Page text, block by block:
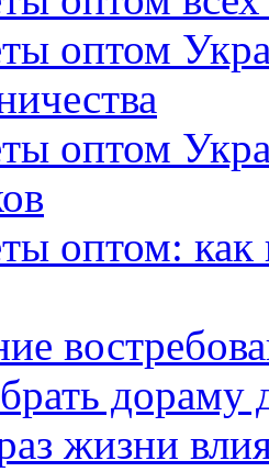
оптом
оптом
оптом:
дораму
жизни